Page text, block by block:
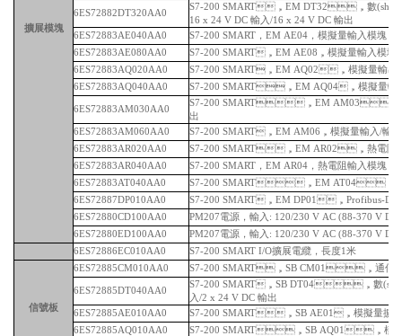
擴展模塊
6ES72882DT320AA0
S7-200 SMART，EM DT32，數(shù)字量
16 x 24 V DC 輸入/16 x 24 V DC 輸出
6ES72883AE040AA0
S7-200 SMART，EM AE04，模擬量輸入模塊，
6ES72883AE080AA0
S7-200 SMART，EM AE08，模擬量輸入模塊
6ES72883AQ020AA0
S7-200 SMART，EM AQ02，模擬量輸出
6ES72883AQ040AA0
S7-200 SMART，EM AQ04，模擬量輸出
6ES72883AM030AA0
S7-200 SMART，EM AM03，模擬
出
6ES72883AM060AA0
S7-200 SMART，EM AM06，模擬量輸入/輸出模
6ES72883AR020AA0
S7-200 SMART，EM AR02，熱電阻
6ES72883AR040AA0
S7-200 SMART，EM AR04，熱電阻輸入模塊，
6ES72883AT040AA0
S7-200 SMART，EM AT04，熱電
6ES72887DP010AA0
S7-200 SMART，EM DP01，Profibus-DP
6ES72880CD100AA0
PM207電源，輸入: 120/230 V AC (88-370 V
6ES72880ED100AA0
PM207電源，輸入: 120/230 V AC (88-370 V
6ES72886EC010AA0
S7-200 SMART I/O擴展電纜，長度1米
信號板
6ES72885CM010AA0 S7-200 SMART，SB CM01，通信信號板
6ES72885DT040AA0
S7-200 SMART，SB DT04，數(shù)
入/2 x 24 V DC 輸出
6ES72885AE010AA0
S7-200 SMART，SB AE01，模擬量擴展
6ES72885AQ010AA0
S7-200 SMART，SB AQ01，模擬量